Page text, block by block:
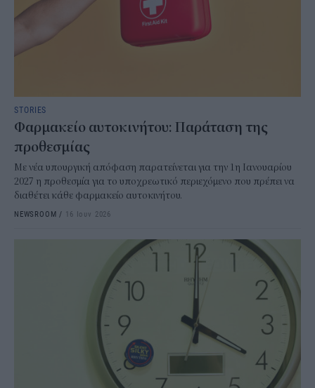
STORIES
Φαρμακείο αυτοκινήτου: Παράταση της
προθεσμίας
Με νέα υπουργική απόφαση παρατείνεται για την 1η Ιανουαρίου
2027 η προθεσμία για το υποχρεωτικό περιεχόμενο που πρέπει να
διαθέτει κάθε φαρμακείο αυτοκινήτου.
NEWSROOM / 16 Ιουν 2026